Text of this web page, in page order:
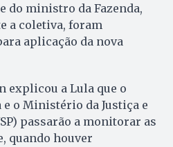
do ministro da Fazenda,
a coletiva, foram
aplicação da nova
explicou a Lula que o
o Ministério da Justiça e
passarão a monitorar as
quando houver